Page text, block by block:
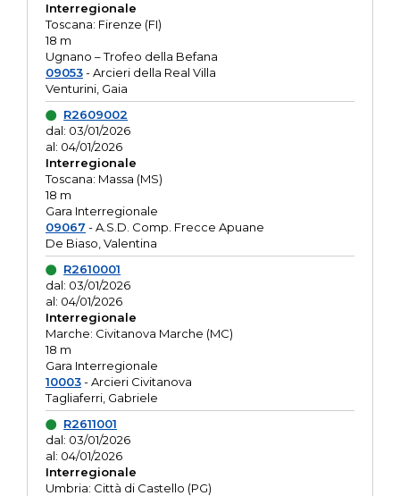
Interregionale
Toscana: Firenze (FI)
18 m
Ugnano – Trofeo della Befana
09053- Arcieri della Real Villa
Venturini, Gaia
R2609002
dal: 03/01/2026
al: 04/01/2026
Interregionale
Toscana: Massa (MS)
18 m
Gara Interregionale
09067 - A.S.D. Comp. Frecce Apuane
De Biaso, Valentina
R2610001
dal: 03/01/2026
al: 04/01/2026
Interregionale
Marche: Civitanova Marche (MC)
18 m
Gara Interregionale
10003- Arcieri Civitanova
Tagliaferri, Gabriele
R2611001
dal: 03/01/2026
al: 04/01/2026
Interregionale
Umbria: Città di Castello (PG)